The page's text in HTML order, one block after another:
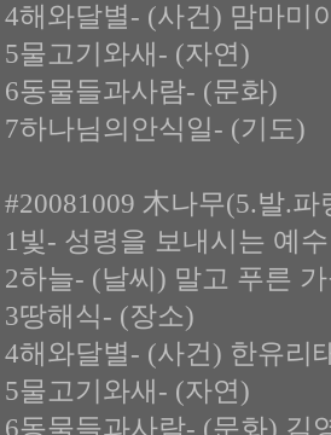
4해와달별- (사건) 맘마미
5물고기와새- (자연)
6동물들과사람- (문화)
7하나님의안식일- (기도)
#20081009 木나무(5.발.파
1빛- 성령을 보내시는 예
2하늘- (날씨) 말고 푸른
3땅해식- (장소)
4해와달별- (사건) 한유리
5물고기와새- (자연)
6동물들과사람- (문화) 김